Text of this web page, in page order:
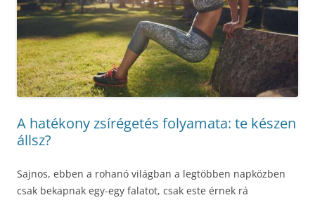
A hatékony zsírégetés folyamata: te készen
állsz?
Sajnos, ebben a rohanó világban a legtöbben napközben
csak bekapnak egy-egy falatot, csak este érnek rá